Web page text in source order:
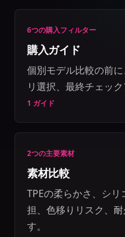
6つの購入フィルター
購入ガイド
個別モデル比較の前
リ選択、最終チェッ
1 ガイド
2つの主要素材
素材比較
TPEの柔らかさ、シ
担、色移りリスク、
す。